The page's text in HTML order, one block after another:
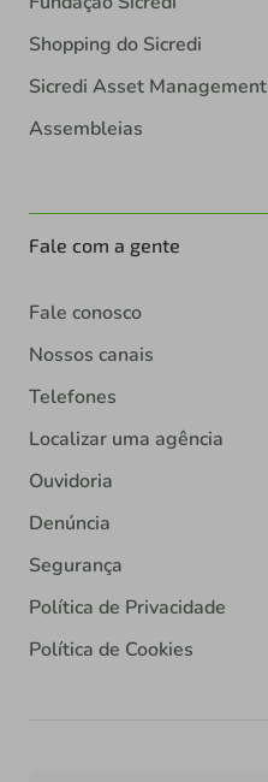
Shopping do Sicredi
Sicredi Asset Management
Assembleias
Fale com a gente
Fale conosco
Nossos canais
Telefones
Localizar uma agência
Ouvidoria
Denúncia
Segurança
Política de Privacidade
Política de Cookies